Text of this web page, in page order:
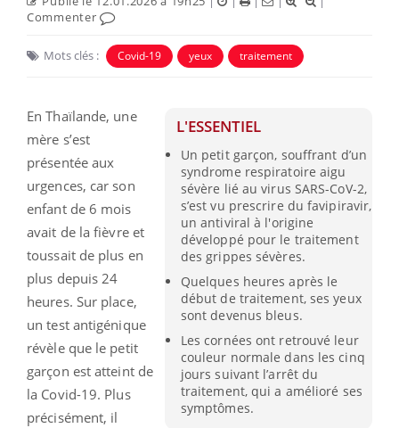
Commenter
Mots clés : Covid-19 yeux traitement
L'ESSENTIEL
Un petit garçon, souffrant d’un
syndrome respiratoire aigu
sévère lié au virus SARS-CoV-2,
s’est vu prescrire du favipiravir,
un antiviral à l'origine
développé pour le traitement
des grippes sévères.
Quelques heures après le
début de traitement, ses yeux
sont devenus bleus.
Les cornées ont retrouvé leur
couleur normale dans les cinq
jours suivant l’arrêt du
traitement, qui a amélioré ses
symptômes.
En Thaïlande, une
mère s’est
présentée aux
urgences, car son
enfant de 6 mois
avait de la fièvre et
toussait de plus en
plus depuis 24
heures. Sur place,
un test antigénique
révèle que le petit
garçon est atteint de
la Covid-19. Plus
précisément, il